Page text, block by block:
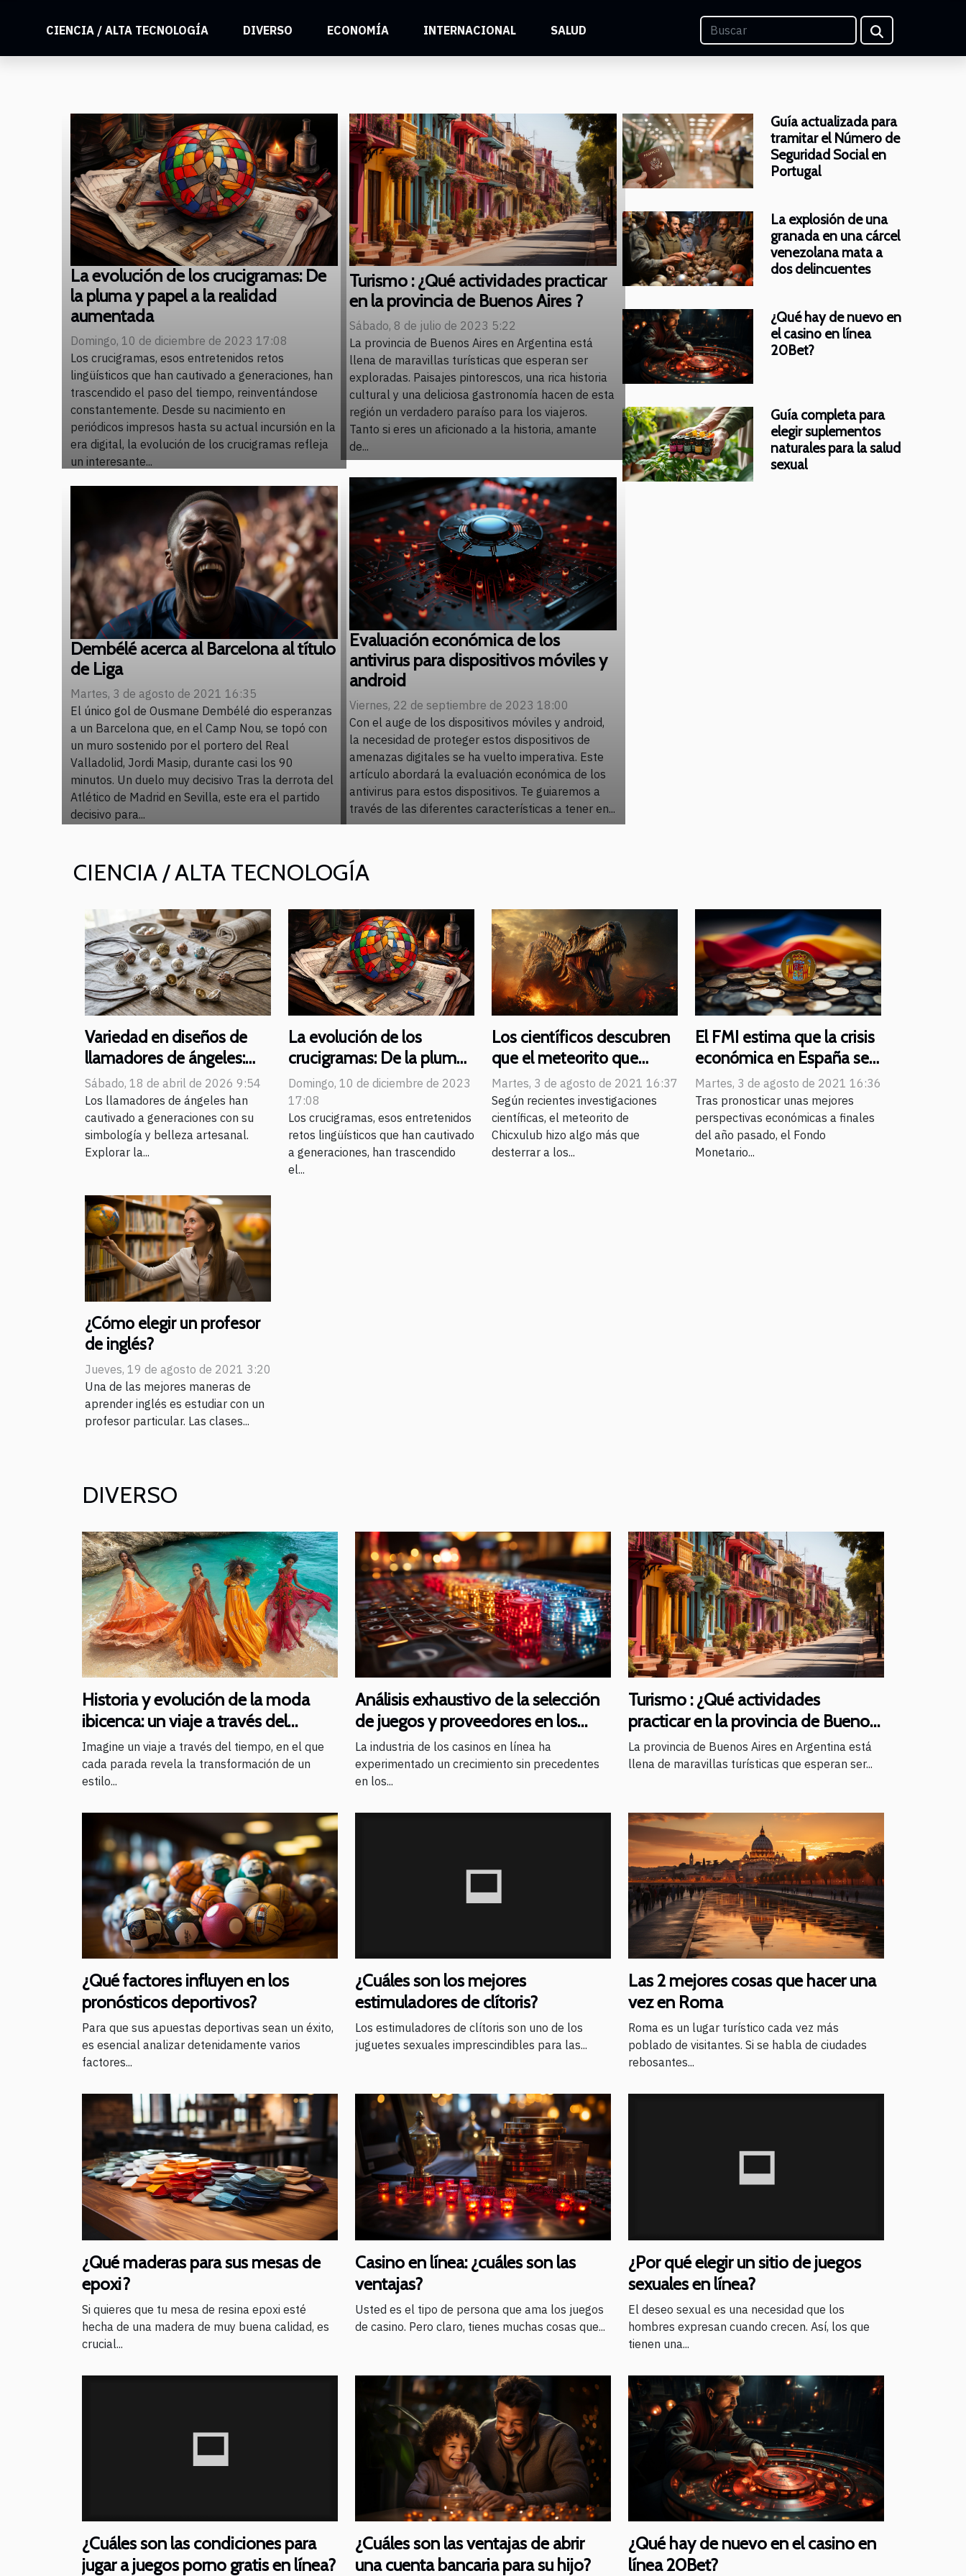
CIENCIA / ALTA TECNOLOGÍA DIVERSO ECONOMÍA INTERNACIONAL SALUD
La evolución de los crucigramas: De
la pluma y papel a la realidad
aumentada
Domingo, 10 de diciembre de 2023 17:08
Los crucigramas, esos entretenidos retos
lingüísticos que han cautivado a generaciones, han
trascendido el paso del tiempo, reinventándose
constantemente. Desde su nacimiento en
periódicos impresos hasta su actual incursión en la
era digital, la evolución de los crucigramas refleja
un interesante...
Dembélé acerca al Barcelona al título
de Liga
Martes, 3 de agosto de 2021 16:35
El único gol de Ousmane Dembélé dio esperanzas
a un Barcelona que, en el Camp Nou, se topó con
un muro sostenido por el portero del Real
Valladolid, Jordi Masip, durante casi los 90
minutos. Un duelo muy decisivo Tras la derrota del
Atlético de Madrid en Sevilla, este era el partido
decisivo para...
Turismo : ¿Qué actividades practicar
en la provincia de Buenos Aires ?
Sábado, 8 de julio de 2023 5:22
La provincia de Buenos Aires en Argentina está
llena de maravillas turísticas que esperan ser
exploradas. Paisajes pintorescos, una rica historia
cultural y una deliciosa gastronomía hacen de esta
región un verdadero paraíso para los viajeros.
Tanto si eres un aficionado a la historia, amante
de...
Evaluación económica de los
antivirus para dispositivos móviles y
android
Viernes, 22 de septiembre de 2023 18:00
Con el auge de los dispositivos móviles y android,
la necesidad de proteger estos dispositivos de
amenazas digitales se ha vuelto imperativa. Este
artículo abordará la evaluación económica de los
antivirus para estos dispositivos. Te guiaremos a
través de las diferentes características a tener en...
Guía actualizada para
tramitar el Número de
Seguridad Social en
Portugal
La explosión de una
granada en una cárcel
venezolana mata a
dos delincuentes
¿Qué hay de nuevo en
el casino en línea
20Bet?
Guía completa para
elegir suplementos
naturales para la salud
sexual
CIENCIA / ALTA TECNOLOGÍA
Variedad en diseños de
llamadores de ángeles:
una visión general
Sábado, 18 de abril de 2026 9:54
Los llamadores de ángeles han
cautivado a generaciones con su
simbología y belleza artesanal.
Explorar la...
La evolución de los
crucigramas: De la pluma
y papel a la realidad
aumentada
Domingo, 10 de diciembre de 2023
17:08
Los crucigramas, esos entretenidos
retos lingüísticos que han cautivado
a generaciones, han trascendido
el...
Los científicos descubren
que el meteorito que
acabó con los dinosaurios
también creó la selva
amazónica
Martes, 3 de agosto de 2021 16:37
Según recientes investigaciones
científicas, el meteorito de
Chicxulub hizo algo más que
desterrar a los...
El FMI estima que la crisis
económica en España se
prolongará hasta 2026
Martes, 3 de agosto de 2021 16:36
Tras pronosticar unas mejores
perspectivas económicas a finales
del año pasado, el Fondo
Monetario...
¿Cómo elegir un profesor
de inglés?
Jueves, 19 de agosto de 2021 3:20
Una de las mejores maneras de
aprender inglés es estudiar con un
profesor particular. Las clases...
DIVERSO
Historia y evolución de la moda
ibicenca: un viaje a través del
tiempo
Imagine un viaje a través del tiempo, en el que
cada parada revela la transformación de un
estilo...
Análisis exhaustivo de la selección
de juegos y proveedores en los
casinos en línea
La industria de los casinos en línea ha
experimentado un crecimiento sin precedentes
en los...
Turismo : ¿Qué actividades
practicar en la provincia de Buenos
Aires ?
La provincia de Buenos Aires en Argentina está
llena de maravillas turísticas que esperan ser...
¿Qué factores influyen en los
pronósticos deportivos?
Para que sus apuestas deportivas sean un éxito,
es esencial analizar detenidamente varios
factores...
¿Cuáles son los mejores
estimuladores de clítoris?
Los estimuladores de clítoris son uno de los
juguetes sexuales imprescindibles para las...
Las 2 mejores cosas que hacer una
vez en Roma
Roma es un lugar turístico cada vez más
poblado de visitantes. Si se habla de ciudades
rebosantes...
¿Qué maderas para sus mesas de
epoxi?
Si quieres que tu mesa de resina epoxi esté
hecha de una madera de muy buena calidad, es
crucial...
Casino en línea: ¿cuáles son las
ventajas?
Usted es el tipo de persona que ama los juegos
de casino. Pero claro, tienes muchas cosas que...
¿Por qué elegir un sitio de juegos
sexuales en línea?
El deseo sexual es una necesidad que los
hombres expresan cuando crecen. Así, los que
tienen una...
¿Cuáles son las condiciones para
jugar a juegos porno gratis en línea?
¿Cuáles son las ventajas de abrir
una cuenta bancaria para su hijo?
¿Qué hay de nuevo en el casino en
línea 20Bet?